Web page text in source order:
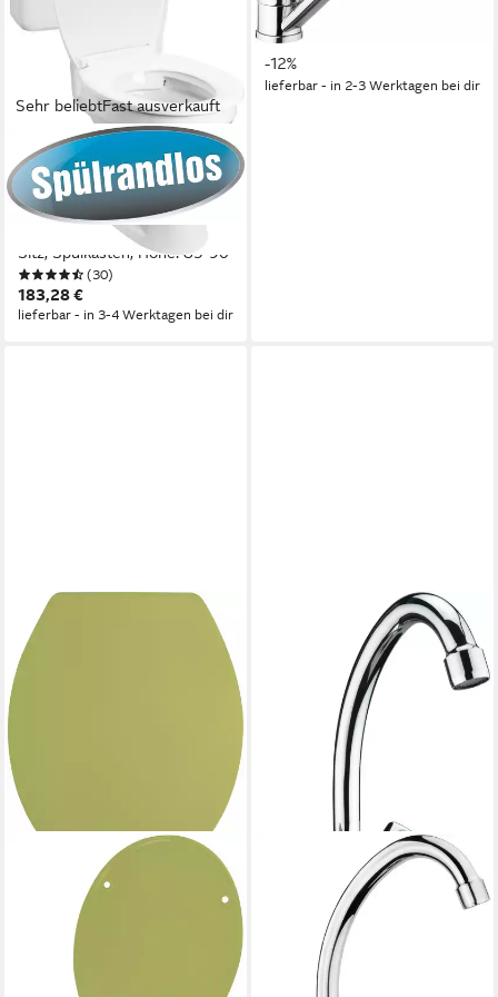
Sehr beliebtFast ausverkauft
CORNAT
Tiefspül-WC, bodenstehend,
Abgang waagerecht,
Komplett-Set, inkl. WC, WC-
Sitz, Spülkasten, Höhe: 85-90
(30)
183,28 €
lieferbar - in 3-4 Werktagen bei dir
schwenkbarer Auslauf
28,95 €
-12%
lieferbar - in 2-3 Werktagen bei dir